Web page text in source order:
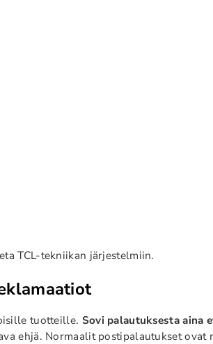
TCL-tekniikan järjestelmiin.
tuotteille. Sovi palautuksesta aina
ehjä. Normaalit postipalautukset